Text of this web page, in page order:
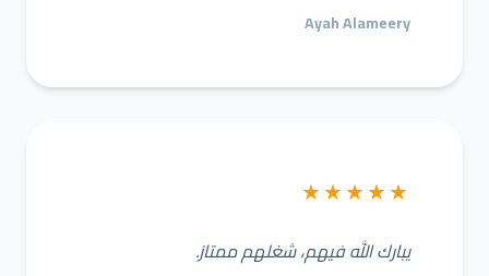
Ayah Alameery
★★★★★
يبارك الله فيهم، شغلهم ممتاز.